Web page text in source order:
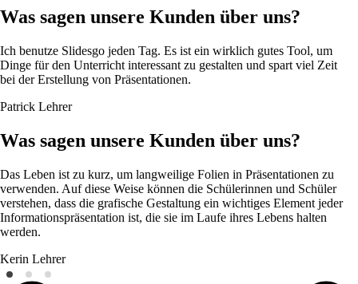
Was sagen unsere Kunden über uns?
Ich benutze Slidesgo jeden Tag. Es ist ein wirklich gutes Tool, um
Dinge für den Unterricht interessant zu gestalten und spart viel Zeit
bei der Erstellung von Präsentationen.
Patrick Lehrer
Was sagen unsere Kunden über uns?
Das Leben ist zu kurz, um langweilige Folien in Präsentationen zu
verwenden. Auf diese Weise können die Schülerinnen und Schüler
verstehen, dass die grafische Gestaltung ein wichtiges Element jeder
Informationspräsentation ist, die sie im Laufe ihres Lebens halten
werden.
Kerin Lehrer